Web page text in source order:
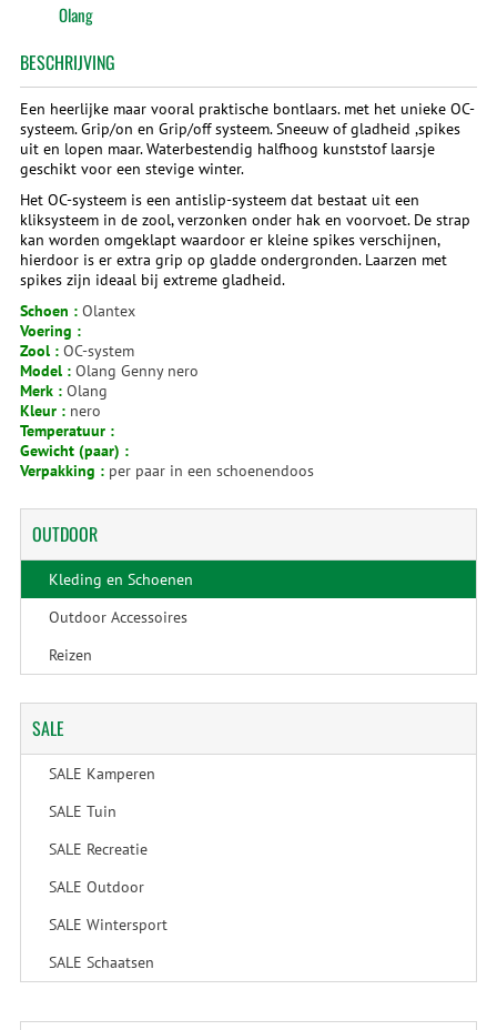
Olang
BESCHRIJVING
Een heerlijke maar vooral praktische bontlaars. met het unieke OC-
systeem. Grip/on en Grip/off systeem. Sneeuw of gladheid ,spikes
uit en lopen maar. Waterbestendig halfhoog kunststof laarsje
geschikt voor een stevige winter.
Het OC-systeem is een antislip-systeem dat bestaat uit een
kliksysteem in de zool, verzonken onder hak en voorvoet. De strap
kan worden omgeklapt waardoor er kleine spikes verschijnen,
hierdoor is er extra grip op gladde ondergronden. Laarzen met
spikes zijn ideaal bij extreme gladheid.
Schoen :Olantex
Voering :
Zool : OC-system
Model :Olang Genny nero
Merk :Olang
Kleur :nero
Temperatuur :
Gewicht (paar) :
Verpakking : per paar in een schoenendoos
OUTDOOR
Kleding en Schoenen
Outdoor Accessoires
Reizen
SALE
SALE Kamperen
SALE Tuin
SALE Recreatie
SALE Outdoor
SALE Wintersport
SALE Schaatsen